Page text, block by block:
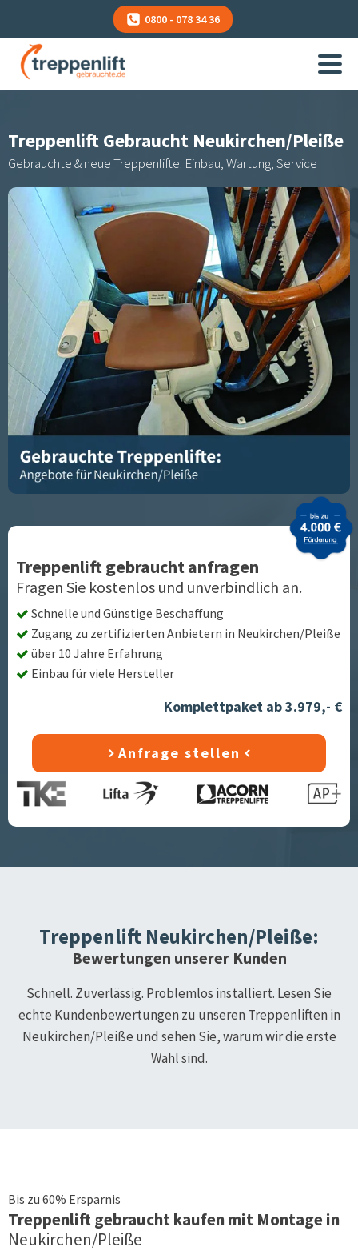
0800 - 078 34 36
Treppenlift Gebraucht Neukirchen/Pleiße
Gebrauchte & neue Treppenlifte: Einbau, Wartung, Service
Treppenlift gebraucht anfragen
Fragen Sie kostenlos und unverbindlich an.
Schnelle und Günstige Beschaffung
Zugang zu zertifizierten Anbietern in Neukirchen/Pleiße
über 10 Jahre Erfahrung
Einbau für viele Hersteller
Komplettpaket ab 3.979,- €
Anfrage stellen
Treppenlift Neukirchen/Pleiße:
Bewertungen unserer Kunden
Schnell. Zuverlässig. Problemlos installiert. Lesen Sie
echte Kundenbewertungen zu unseren Treppenliften in
Neukirchen/Pleiße und sehen Sie, warum wir die erste
Wahl sind.
Bis zu 60% Ersparnis
Treppenliftgebraucht kaufen mit Montage in
Neukirchen/Pleiße